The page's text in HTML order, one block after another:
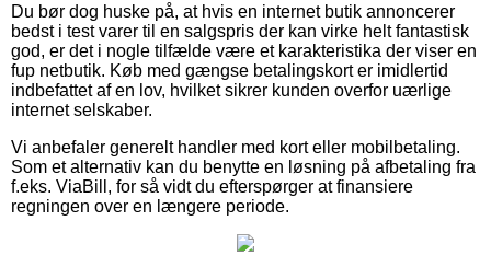
Du bør dog huske på, at hvis en internet butik annoncerer
bedst i test varer til en salgspris der kan virke helt fantastisk
god, er det i nogle tilfælde være et karakteristika der viser en
fup netbutik. Køb med gængse betalingskort er imidlertid
indbefattet af en lov, hvilket sikrer kunden overfor uærlige
internet selskaber.
Vi anbefaler generelt handler med kort eller mobilbetaling.
Som et alternativ kan du benytte en løsning på afbetaling fra
f.eks. ViaBill, for så vidt du efterspørger at finansiere
regningen over en længere periode.